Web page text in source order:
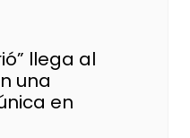
llega al
una
en